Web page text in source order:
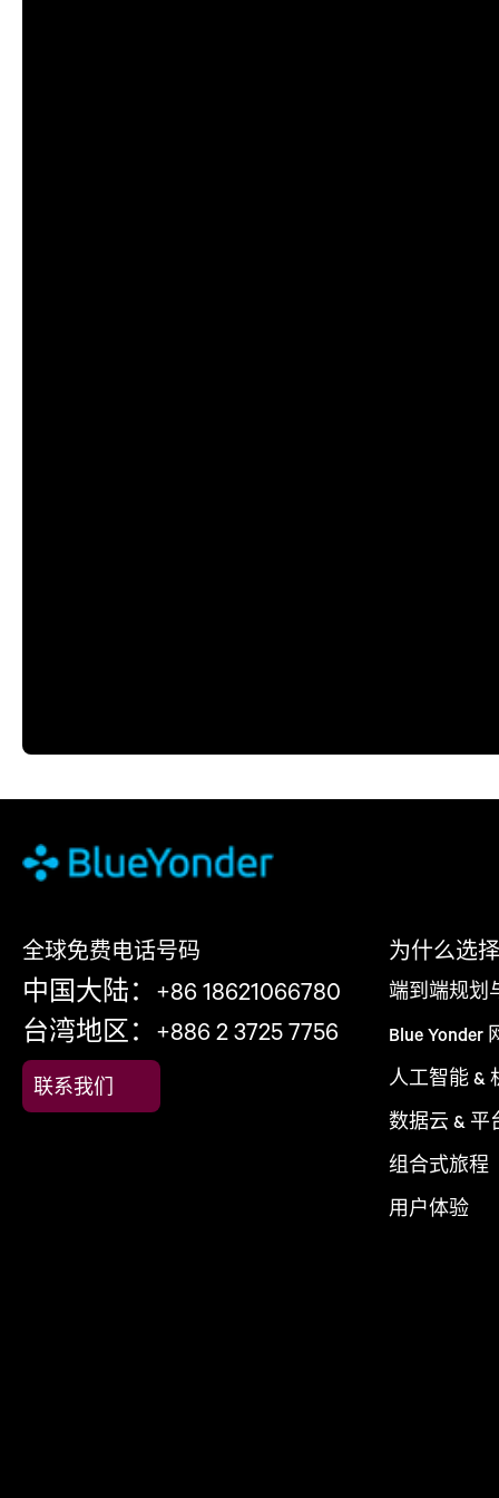
全球免费电话号码
中国大陆：+86 18621066780
台湾地区：+886 2 3725 7756
联系我们
为什么选择
端到端规划
Blue Yonder
人工智能 &
数据云 & 平
组合式旅程
用户体验